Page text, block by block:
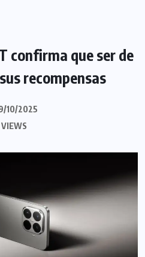
confirma que ser de
recompensas
10/2025